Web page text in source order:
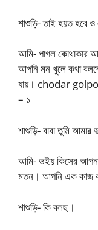
শাশুড়ি- তাই হয়ত হবে
আমি- পাগল কোথাকার
আপনি মন খুলে কথা
যায়। chodar golpo bd
– ১
শাশুড়ি- বাবা তুমি আমার
আমি- ভইয় কিসের
মতন। আপনি এক কাজ
শাশুড়ি- কি বলছ।